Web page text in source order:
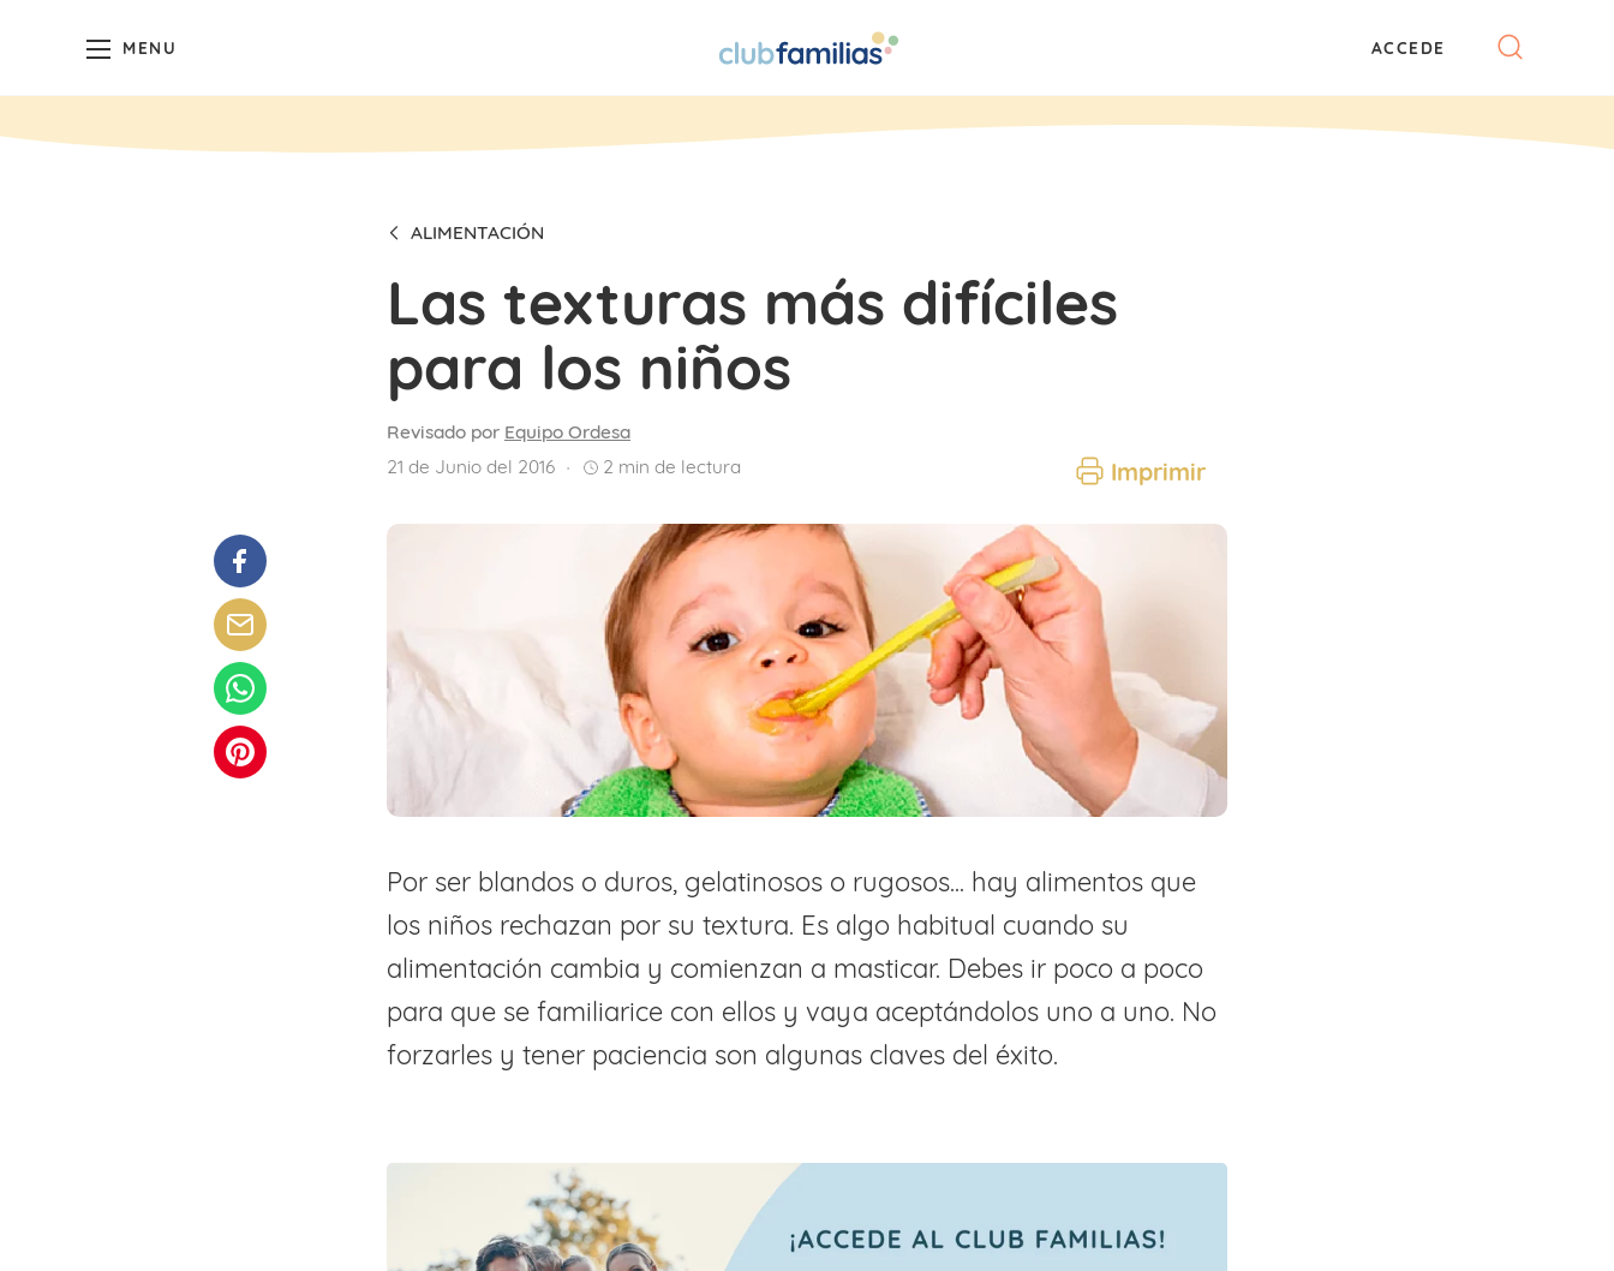
MENU ACCEDE
ALIMENTACIÓN
Las texturas más difíciles
para los niños
Revisado por Equipo Ordesa
21 de Junio del 2016
2 min de lectura Imprimir
Por ser blandos o duros, gelatinosos o rugosos... hay alimentos que
los niños rechazan por su textura. Es algo habitual cuando su
alimentación cambia y comienzan a masticar. Debes ir poco a poco
para que se familiarice con ellos y vaya aceptándolos uno a uno. No
forzarles y tener paciencia son algunas claves del éxito.